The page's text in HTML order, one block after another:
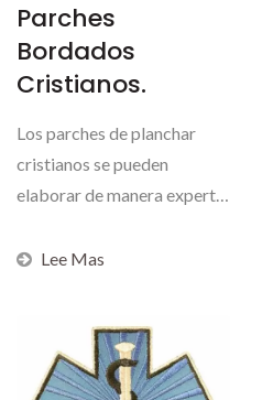
Parches
Bordados
Cristianos.
Los parches de planchar
cristianos se pueden
elaborar de manera experta
Lee Mas